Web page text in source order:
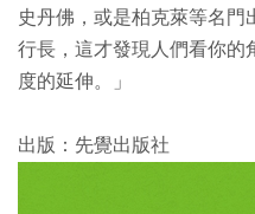
史丹佛，或是柏克萊等名
行長，這才發現人們看你的
度的延伸。」
出版：先覺出版社